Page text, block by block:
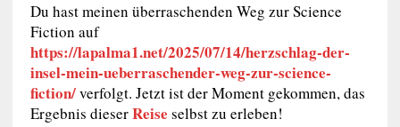
Du hast meinen überraschenden Weg zur Science
Fiction auf
https://lapalma1.net/2025/07/14/herzschlag-der-
insel-mein-ueberraschender-weg-zur-science-
fiction/verfolgt. Jetzt ist der Moment gekommen, das
Ergebnis dieserReise selbst zu erleben!